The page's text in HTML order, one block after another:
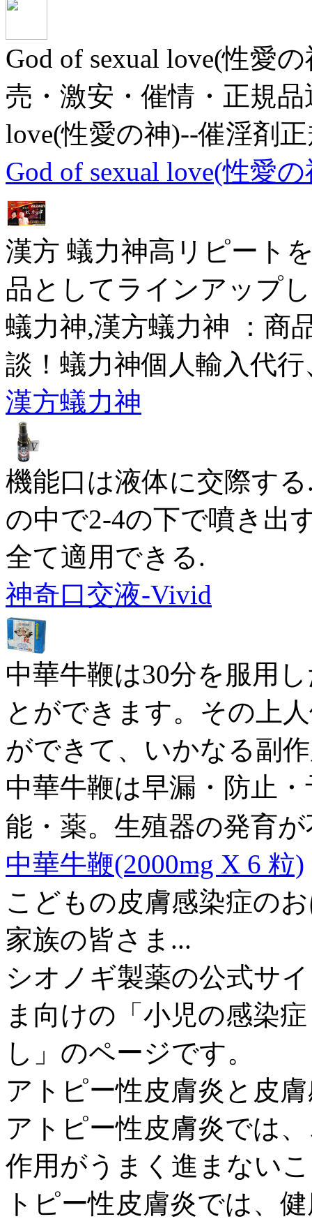
God of sexual love(性愛
売・激安・催情・正規品
love(性愛の神)--催淫剤
God of sexual love(性愛
漢方 蟻力神高リピート
品としてラインアップ
蟻力神,漢方蟻力神 ：商
談！蟻力神個人輸入代
漢方蟻力神
機能口は液体に交際す
の中で2-4の下で噴き出
全て適用できる.
神奇口交液-Vivid
中華牛鞭は30分を服用
とができます。その上
ができて、いかなる副
中華牛鞭は早漏・防止
能・薬。生殖器の発育
中華牛鞭(2000mg X 6 粒)
こどもの皮膚感染症の
家族の皆さま...
シオノギ製薬の公式サ
ま向けの「小児の感染
し」のページです。
アトピー性皮膚炎と皮
アトピー性皮膚炎では
作用がうまく進まない
トピー性皮膚炎では、